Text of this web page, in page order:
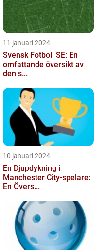
11 januari 2024
Svensk Fotboll SE: En
omfattande översikt av
den s...
10 januari 2024
En Djupdykning i
Manchester City-spelare:
En Övers...